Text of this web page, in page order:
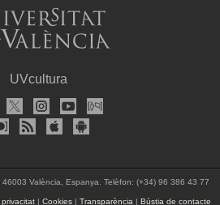
UVcultura
46003 València, Espanya. Telèfon: (+34) 96 386 43 77
| Cookies| Transparència | Bústia de contacte